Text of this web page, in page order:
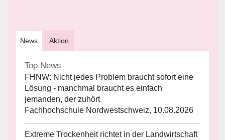
News Aktion
Top News
FHNW: Nicht jedes Problem braucht sofort eine
Lösung - manchmal braucht es einfach
jemanden, der zuhört
Fachhochschule Nordwestschweiz, 10.08.2026
Extreme Trockenheit richtet in der Landwirtschaft